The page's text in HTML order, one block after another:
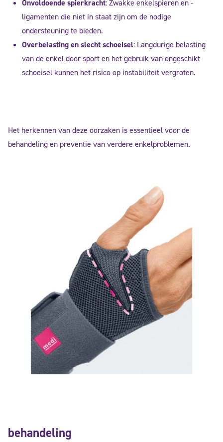
Onvoldoende spierkracht: Zwakke enkelspieren en -
ligamenten die niet in staat zijn om de nodige
ondersteuning te bieden.
Overbelasting en slecht schoeisel: Langdurige belasting
van de enkel door sport en het gebruik van ongeschikt
schoeisel kunnen het risico op instabiliteit vergroten.
Het herkennen van deze oorzaken is essentieel voor de
behandeling en preventie van verdere enkelproblemen.
behandeling